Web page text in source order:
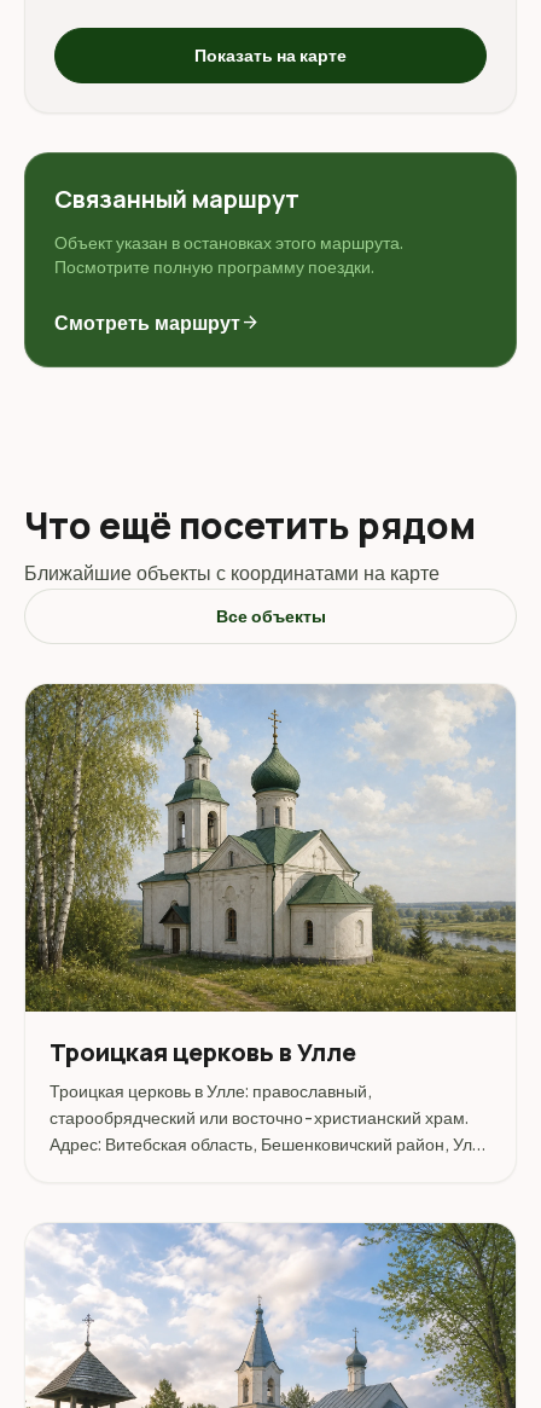
Показать на карте
Связанный маршрут
Объект указан в остановках этого маршрута.
Посмотрите полную программу поездки.
Смотреть маршрутarrow_forward
Что ещё посетить рядом
Ближайшие объекты с координатами на карте
Все объекты
Троицкая церковь в Улле
Троицкая церковь в Улле: православный,
старообрядческий или восточно-христианский храм.
Адрес: Витебская область, Бешенковичский район, Улла